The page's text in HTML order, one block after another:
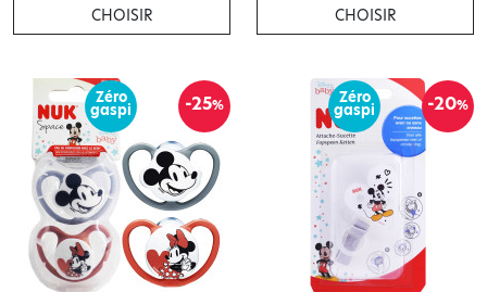
CHOISIR CHOISIR
-25%
Zéro
gaspi -20%
Zéro
gaspi